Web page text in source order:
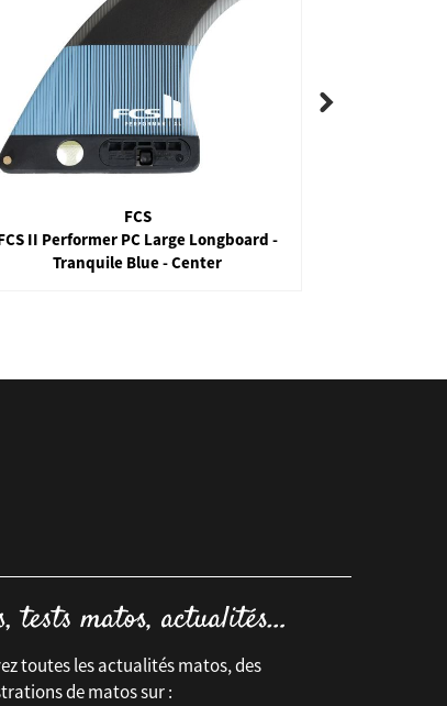
FCS
II Performer PC Large Longboard -
Tranquile Blue - Center
toutes les actualités matos, des
de matos sur :